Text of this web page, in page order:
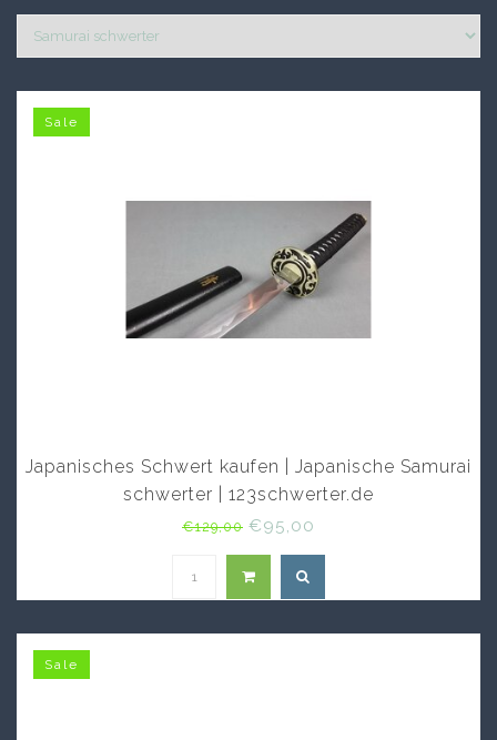
Sale
Japanisches Schwert kaufen | Japanische Samurai
schwerter | 123schwerter.de
€129,00 €95,00
Sale